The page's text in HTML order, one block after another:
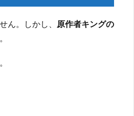
ん。しかし、
原作者キングの